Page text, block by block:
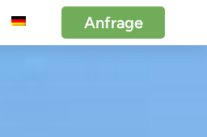
Anfrage